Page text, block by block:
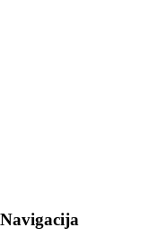
Navigacija